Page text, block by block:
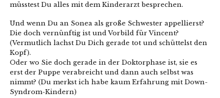
müsstest Du alles mit dem Kinderarzt besprechen.
Und wenn Du an Sonea als große Schwester appellierst?
Die doch vernünftig ist und Vorbild für Vincent?
(Vermutlich lachst Du Dich gerade tot und schüttelst den
Kopf).
Oder wo Sie doch gerade in der Doktorphase ist, sie es
erst der Puppe verabreicht und dann auch selbst was
nimmt? (Du merkst ich habe kaum Erfahrung mit Down-
Syndrom-Kindern)